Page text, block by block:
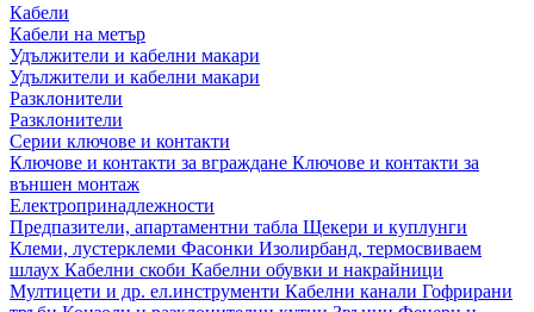
Кабели
Кабели на метър
Удължители и кабелни макари
Удължители и кабелни макари
Разклонители
Разклонители
Серии ключове и контакти
Ключове и контакти за вграждане Ключове и контакти за
външен монтаж
Електропринадлежности
Предпазители, апартаментни табла Щекери и куплунги
Клеми, лустерклеми Фасонки Изолирбанд, термосвиваем
шлаух Кабелни скоби Кабелни обувки и накрайници
Мултицети и др. ел.инструменти Кабелни канали Гофрирани